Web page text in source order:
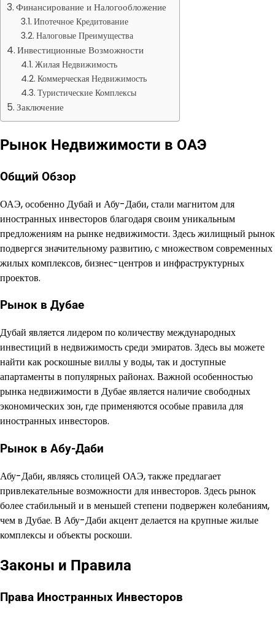
Финансирование и Налогообложение
Ипотечное Кредитование
Налоговые Преимущества
Инвестиционные Возможности
Жилая Недвижимость
Коммерческая Недвижимость
Туристические Комплексы
Заключение
Рынок Недвижимости в ОАЭ
Общий Обзор
ОАЭ, особенно Дубай и Абу-Даби, стали магнитом для
иностранных инвесторов благодаря своим уникальным
предложениям на рынке недвижимости. Здесь жилищный рынок
подвергся значительному развитию, с множеством современных
жилых комплексов, бизнес-центров и инфраструктурных
проектов.
Рынок в Дубае
Дубай является лидером по количеству международных
инвестиций в недвижимость среди эмиратов. Здесь вы можете
найти как роскошные виллы у воды, так и доступные
апартаменты в популярных районах. Важной особенностью
рынка недвижимости в Дубае является наличие свободных
экономических зон, где применяются особые правила для
иностранных инвесторов.
Рынок в Абу-Даби
Абу-Даби, являясь столицей ОАЭ, также предлагает
привлекательные возможности для инвесторов. Здесь рынок
более стабильный и в меньшей степени подвержен колебаниям,
чем в Дубае. В Абу-Даби акцент делается на крупные жилые
комплексы и объекты роскоши.
Законы и Правила
Права Иностранных Инвесторов